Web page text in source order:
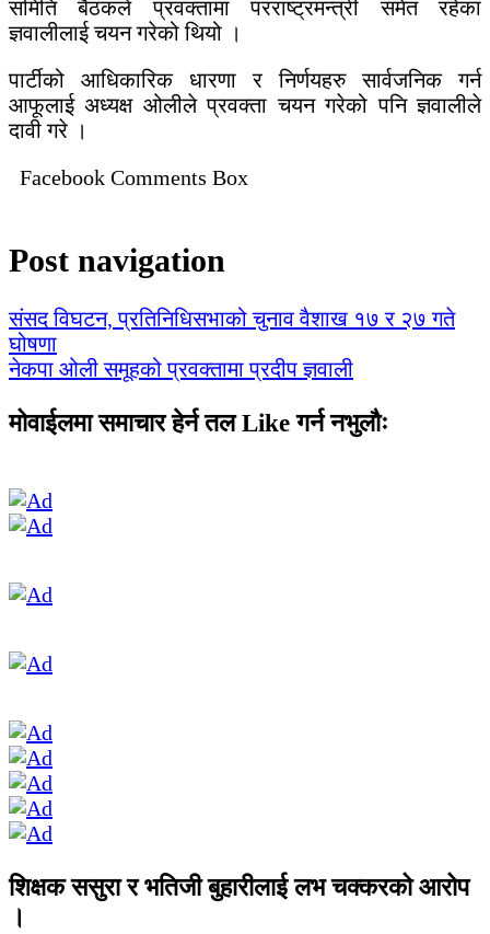
समिति बैठकले प्रवक्तामा परराष्ट्रमन्त्री समेत रहेका
ज्ञवालीलाई चयन गरेको थियो ।
पार्टीको आधिकारिक धारणा र निर्णयहरु सार्वजनिक गर्न
आफूलाई अध्यक्ष ओलीले प्रवक्ता चयन गरेको पनि ज्ञवालीले
दावी गरे ।
Facebook Comments Box
Post navigation
संसद विघटन, प्रतिनिधिसभाको चुनाव वैशाख १७ र २७ गते
घोषणा
नेकपा ओली समूहको प्रवक्तामा प्रदीप ज्ञवाली
मोवाईलमा समाचार हेर्न तल Like गर्न नभुलौः
शिक्षक ससुरा र भतिजी बुहारीलाई लभ चक्करको आरोप
।